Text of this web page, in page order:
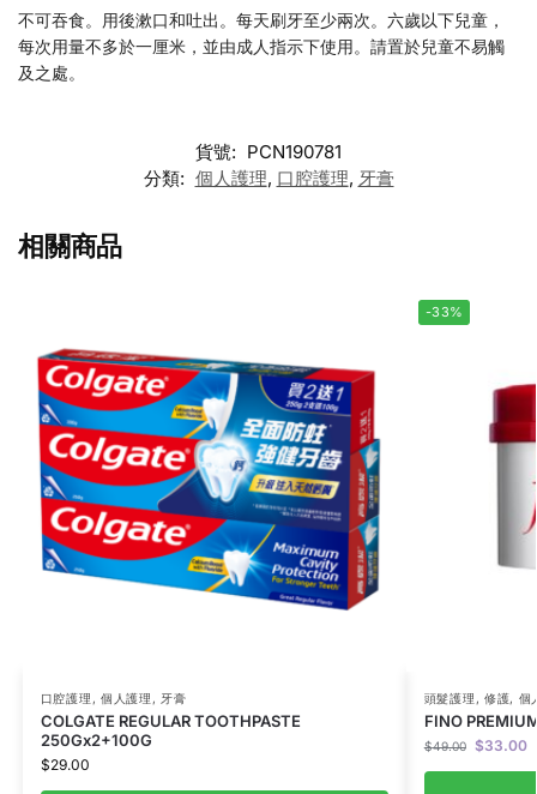
不可吞食。用後漱口和吐出。每天刷牙至少兩次。六歲以下兒童，
每次用量不多於一厘米，並由成人指示下使用。請置於兒童不易觸
及之處。
貨號: PCN190781
分類: 個人護理, 口腔護理, 牙膏
相關商品
口腔護理 , 個人護理 , 牙膏
COLGATE REGULAR TOOTHPASTE
250Gx2+100G
$29.00
-33%
頭髮護理 , 修護, 個
FINO
$49.00 $33.00